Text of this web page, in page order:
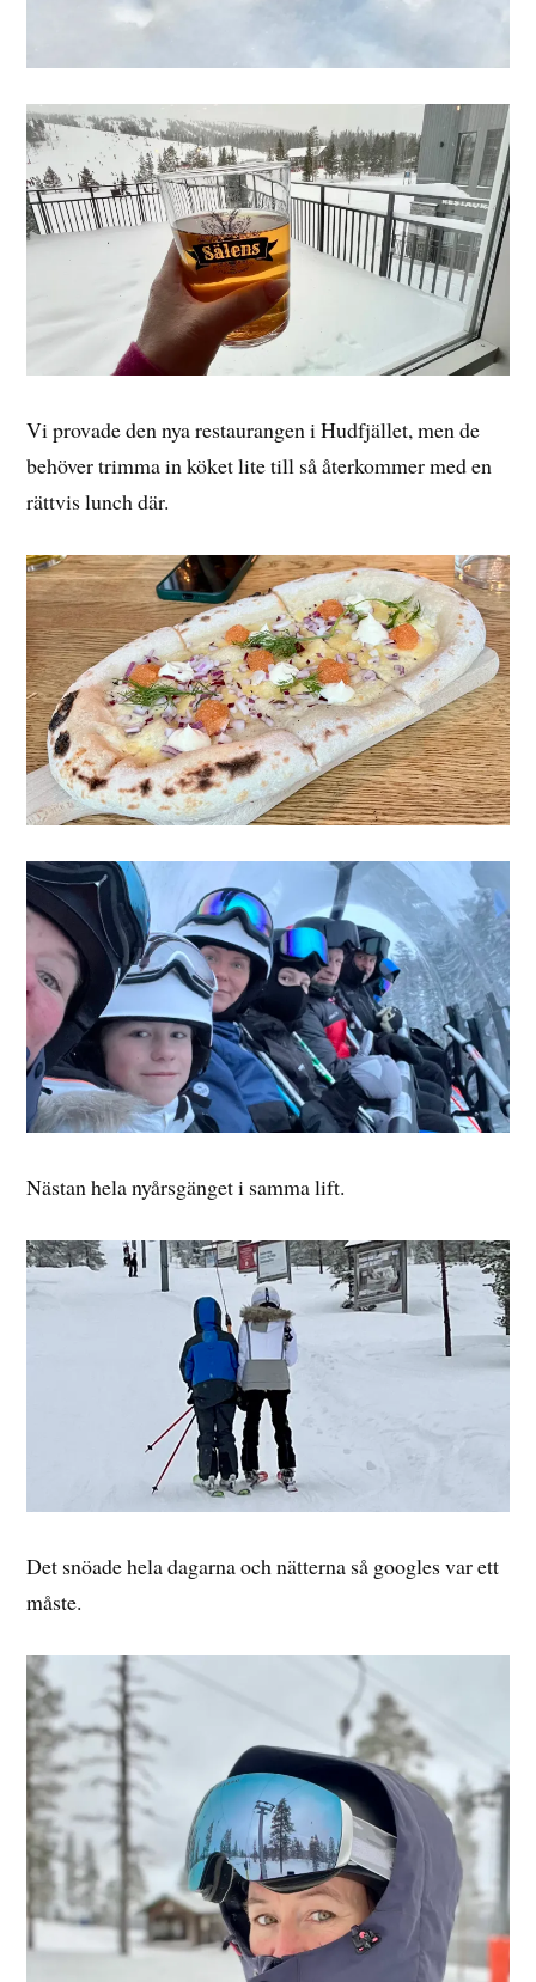
Vi provade den nya restaurangen i Hudfjället, men de
behöver trimma in köket lite till så återkommer med en
rättvis lunch där.
Nästan hela nyårsgänget i samma lift.
Det snöade hela dagarna och nätterna så googles var ett
måste.